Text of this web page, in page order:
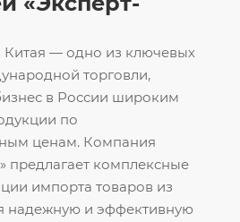
Китая — одно из ключевых
торговли,
в России широким
по
ценам. Компания
предлагает комплексные
импорта товаров из
надежную и эффективную